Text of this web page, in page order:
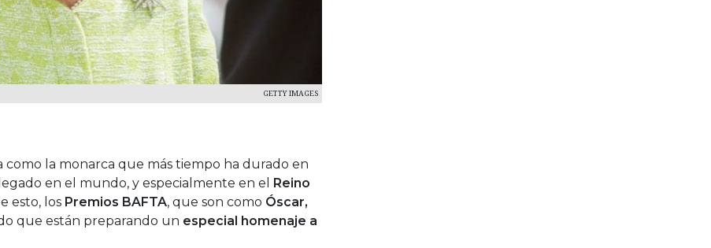
GETTY IMAGES
como la monarca que más tiempo ha durado en
en el mundo, y especialmente en el Reino
esto, los Premios BAFTA, que son como Óscar,
que están preparando un especial homenaje a